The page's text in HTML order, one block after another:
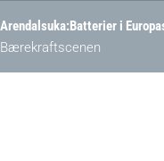
Bærekraftscenen